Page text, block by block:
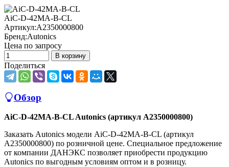
AiC-D-42MA-B-CL
Артикул:A2350000800
Бренд:Autonics
Цена по запросу
В корзину
Поделиться
Обзор
AiC-D-42MA-B-CL Autonics (артикул A2350000800)
Заказать Autonics модели AiC-D-42MA-B-CL (артикул
A2350000800) по розничной цене. Специальное предложение
от компании ДАНЭКС позволяет приобрести продукцию
Autonics по выгодным условиям оптом и в розницу.